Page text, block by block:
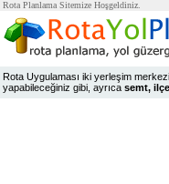
Rota Planlama Sitemize Hoşgeldiniz.
Rota Uygulaması iki yerleşim
yapabileceğiniz gibi, ayrıca semt,